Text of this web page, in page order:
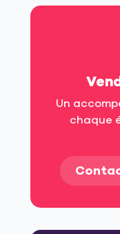
Un
chaque